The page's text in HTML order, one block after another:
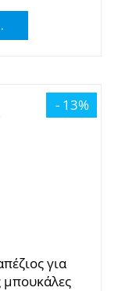
- 13%
για
μπουκάλες